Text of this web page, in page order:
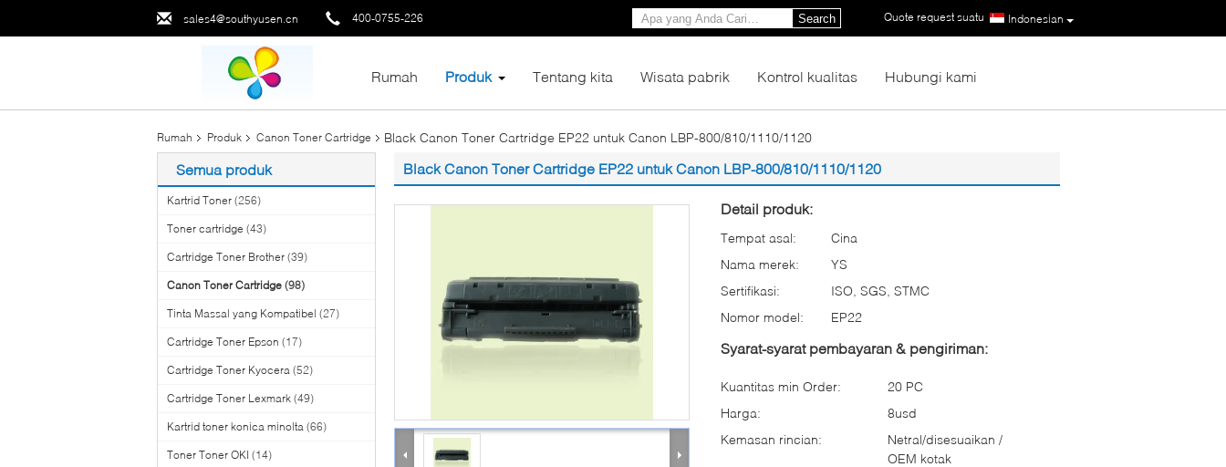
sales4@southyusen.cn 400-0755-226 Indonesian
Quote request suatu |
Search
Rumah Produk Tentang kita Wisata pabrik Kontrol kualitas Hubungi kami
Rumah Produk Canon Toner Cartridge Black Canon Toner Cartridge EP22 untuk Canon LBP-800/810/1110/1120
Semua produk
Kartrid Toner (256)
Toner cartridge (43)
Cartridge Toner Brother (39)
Canon Toner Cartridge (98)
Tinta Massal yang Kompatibel (27)
Cartridge Toner Epson (17)
Cartridge Toner Kyocera (52)
Cartridge Toner Lexmark (49)
Kartrid toner konica minolta (66)
Toner Toner OKI (14)
Black Canon Toner Cartridge EP22 untuk Canon LBP-800/810/1110/1120
Detail produk:
Tempat asal:
Cina
Nama merek:
YS
Sertifikasi:
ISO, SGS, STMC
Nomor model:
EP22
Syarat-syarat pembayaran & pengiriman:
Kuantitas min Order:
20 PC
Harga:
8usd
Kemasan rincian:
Netral/disesuaikan /
OEM kotak